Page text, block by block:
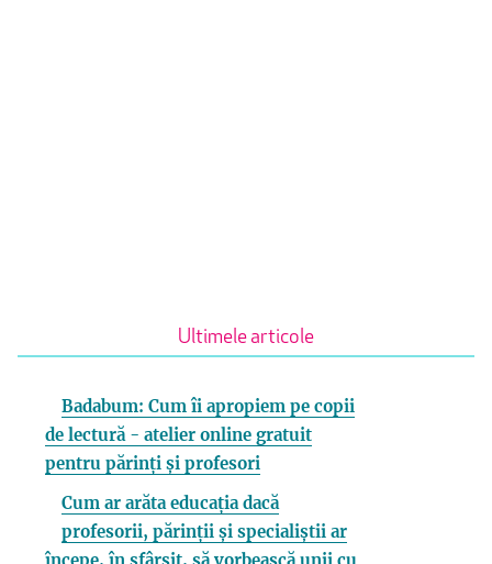
Ultimele articole
Badabum: Cum îi apropiem pe copii
de lectură - atelier online gratuit
pentru părinți și profesori
Cum ar arăta educația dacă
profesorii, părinții și specialiștii ar